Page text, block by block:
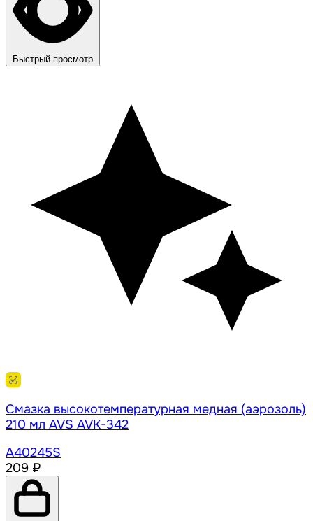
Быстрый просмотр
Смазка высокотемпературная медная (аэрозоль)
210 мл AVS AVK-342
A40245S
209 ₽